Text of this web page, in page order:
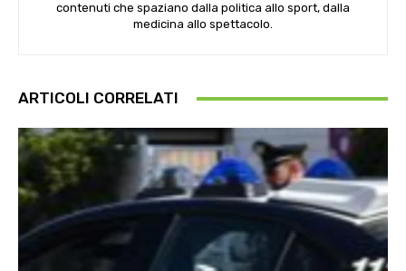
contenuti che spaziano dalla politica allo sport, dalla
medicina allo spettacolo.
ARTICOLI CORRELATI